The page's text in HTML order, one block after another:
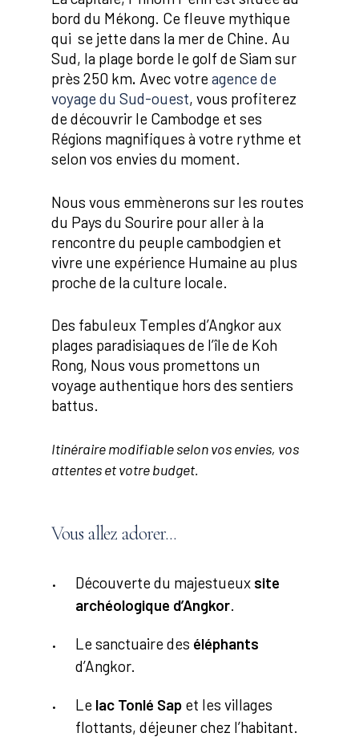
bord du Mékong. Ce fleuve mythique
qui se jette dans la mer de Chine. Au
Sud, la plage borde le golf de Siam sur
près 250 km. Avec votreagence de
voyage du Sud-ouest, vous profiterez
de découvrir le Cambodge et ses
Régions magnifiques à votre rythme et
selon vos envies du moment.
Nous vous emmènerons sur les routes
du Pays du Sourire pour aller à la
rencontre du peuple cambodgien et
vivre une expérience Humaine au plus
proche de la culture locale.
Des fabuleux Temples d’Angkor aux
plages paradisiaques de l’île de Koh
Rong, Nous vous promettons un
voyage authentique hors des sentiers
battus.
Itinéraire modifiable selon vos envies, vos
attentes et votre budget.
Vous allez adorer...
Découverte du majestueux site
archéologique d’Angkor.
Le sanctuaire des éléphants
d’Angkor.
Le lac Tonlé Sap et les villages
flottants, déjeuner chez l’habitant.